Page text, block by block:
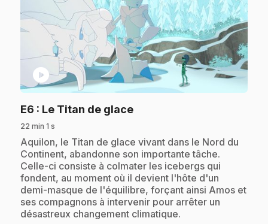
play_circle
E6 : Le Titan de glace.
22 min 1 s
.Aquilon, le Titan de glace vivant dans le Nord du
Continent, abandonne son importante tâche.
Celle-ci consiste à colmater les icebergs qui
fondent, au moment où il devient l'hôte d'un
demi-masque de l'équilibre, forçant ainsi Amos et
ses compagnons à intervenir pour arrêter un
désastreux changement climatique.